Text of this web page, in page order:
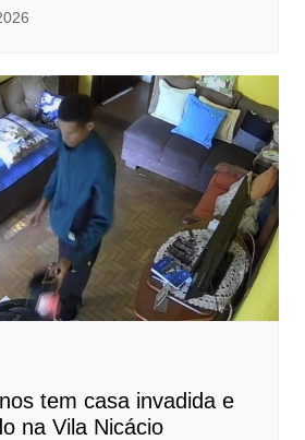
tem casa invadida e
na Vila Nicácio